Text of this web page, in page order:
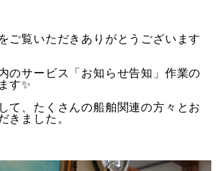
ご覧いただきありがとうございます
のサービス「お知らせ告知」作業の
す✨
て、たくさんの船舶関連の方々とお
きました。